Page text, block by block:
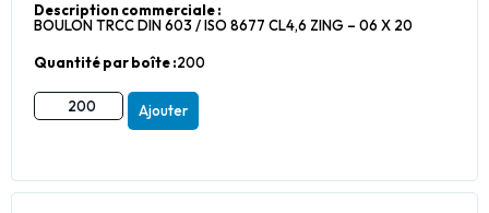
Description commerciale :
BOULON TRCC DIN 603 / ISO 8677 CL4,6 ZING – 06 X 20
Quantité par boîte :200
Ajouter